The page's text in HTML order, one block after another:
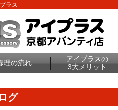
ラス
理の流れ
アイプラスの
3大メリット
グ